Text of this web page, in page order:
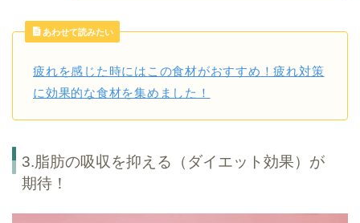
あわせて読みたい
疲れを感じた時にはこの食材がおすすめ！疲れ対策
に効果的な食材を集めました！
3.脂肪の吸収を抑える（ダイエット効果）が
期待！